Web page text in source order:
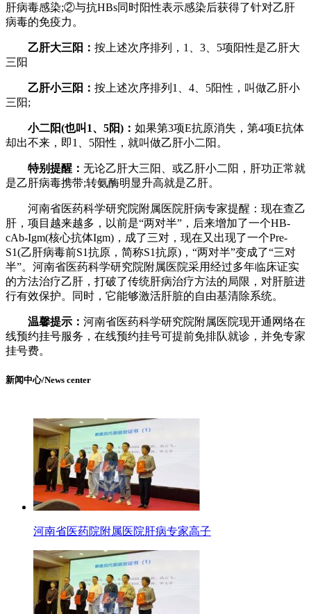
肝病毒感染;②与抗HBs同时阳性表示感染后获得了针对乙肝
病毒的免疫力。
乙肝大三阳： 按上述次序排列，1、3、5项阳性是乙肝大
三阳
乙肝小三阳： 按上述次序排列1、4、5阳性，叫做乙肝小
三阳;
小二阳(也叫1、5阳)： 如果第3项E抗原消失，第4项E抗体
却出不来，即1、5阳性，就叫做乙肝小二阳。
特别提醒： 无论乙肝大三阳、或乙肝小二阳，肝功正常就
是乙肝病毒携带;转氨酶明显升高就是乙肝。
河南省医药科学研究院附属医院肝病专家提醒：现在查乙
肝，项目越来越多，以前是“两对半”，后来增加了一个HB-
cAb-Igm(核心抗体Igm)，成了三对，现在又出现了一个Pre-
S1(乙肝病毒前S1抗原，简称S1抗原)，“两对半”变成了“三对
半”。河南省医药科学研究院附属医院采用经过多年临床证实
的方法治疗乙肝，打破了传统肝病治疗方法的局限，对肝脏进
行有效保护。同时，它能够激活肝脏的自由基清除系统。
温馨提示： 河南省医药科学研究院附属医院现开通网络在
线预约挂号服务，在线预约挂号可提前免排队就诊，并免专家
挂号费。
新闻中心/News center
河南省医药院附属医院肝病专家高子